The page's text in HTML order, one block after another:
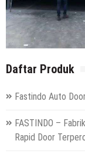
Daftar Produk
Fastindo Auto
FASTINDO –
Rapid Door